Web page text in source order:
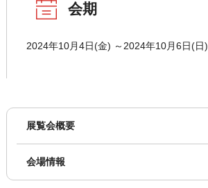
会期
2024年10月4日(金) ～2024年10月6日(日)
展覧会概要
会場情報